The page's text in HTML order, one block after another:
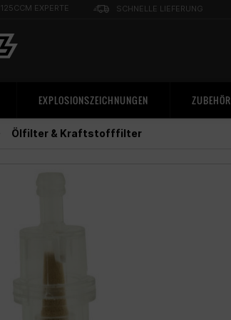
125CCM EXPERTE SCHNELLE LIEFERUNG
EXPLOSIONSZEICHNUNGEN ZUBEHÖR
Ölfilter & Kraftstofffilter